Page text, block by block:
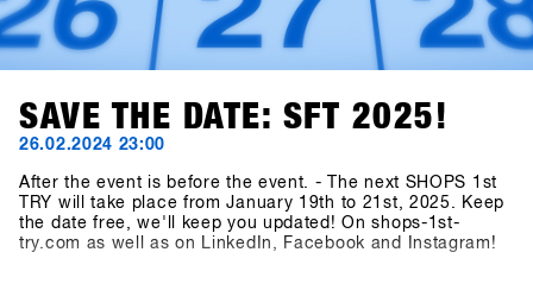
SAVE THE DATE: SFT 2025!
26.02.2024 23:00
After the event is before the event. - The next SHOPS 1st
TRY will take place from January 19th to 21st, 2025. Keep
the date free, we'll keep you updated! On shops-1st-
try.com as well as on LinkedIn, Facebook and Instagram!